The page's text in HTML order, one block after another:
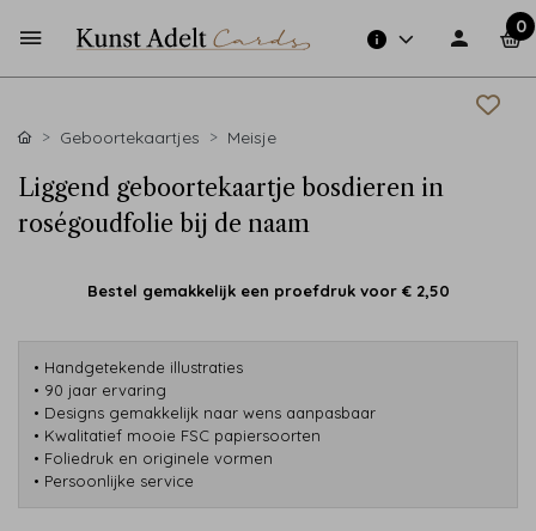
0
Geboortekaartjes Meisje
Liggend geboortekaartje bosdieren in
roségoudfolie bij de naam
Bestel gemakkelijk een proefdruk voor € 2,50
• Handgetekende illustraties
• 90 jaar ervaring
• Designs gemakkelijk naar wens aanpasbaar
• Kwalitatief mooie FSC papiersoorten
• Foliedruk en originele vormen
• Persoonlijke service